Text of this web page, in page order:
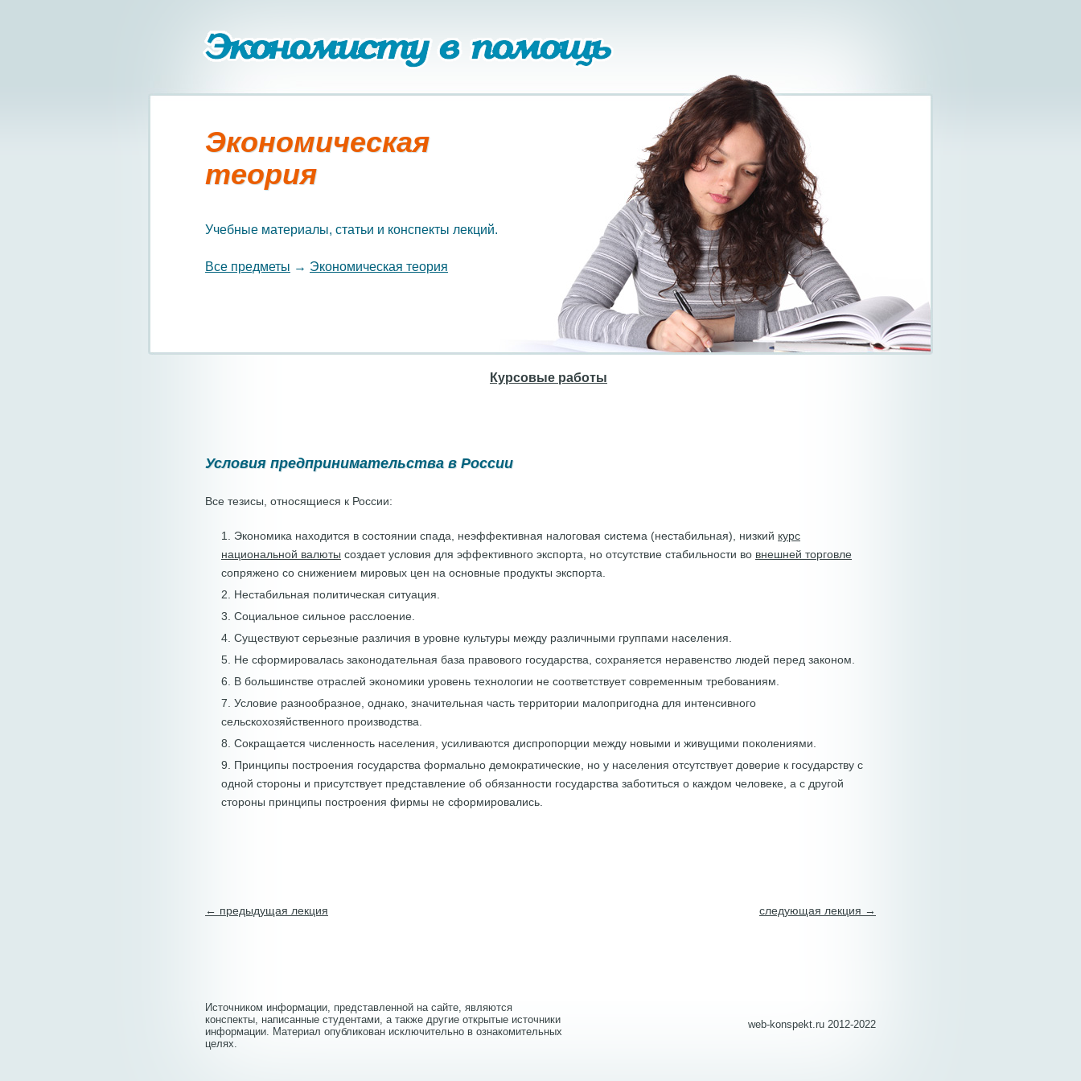
Экономическая
теория
Учебные материалы, статьи и конспекты лекций.
Все предметы → Экономическая теория
Курсовые работы
Условия предпринимательства в России
Все тезисы, относящиеся к России:
1. Экономика находится в состоянии спада, неэффективная налоговая система (нестабильная), низкий курс
национальной валюты создает условия для эффективного экспорта, но отсутствие стабильности во внешней торговле
сопряжено со снижением мировых цен на основные продукты экспорта.
2. Нестабильная политическая ситуация.
3. Социальное сильное расслоение.
4. Существуют серьезные различия в уровне культуры между различными группами населения.
5. Не сформировалась законодательная база правового государства, сохраняется неравенство людей перед законом.
6. В большинстве отраслей экономики уровень технологии не соответствует современным требованиям.
7. Условие разнообразное, однако, значительная часть территории малопригодна для интенсивного
сельскохозяйственного производства.
8. Сокращается численность населения, усиливаются диспропорции между новыми и живущими поколениями.
9. Принципы построения государства формально демократические, но у населения отсутствует доверие к государству с
одной стороны и присутствует представление об обязанности государства заботиться о каждом человеке, а с другой
стороны принципы построения фирмы не сформировались.
← предыдущая лекция следующая лекция →
Источником информации, представленной на сайте, являются
конспекты, написанные студентами, а также другие открытые источники
информации. Материал опубликован исключительно в ознакомительных
целях.
web-konspekt.ru 2012-2022